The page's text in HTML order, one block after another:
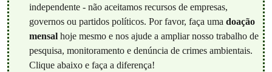
independente - não aceitamos recursos de empresas,
governos ou partidos políticos. Por favor, faça uma doação
mensalhoje mesmo e nos ajude a ampliar nosso trabalho de
pesquisa, monitoramento e denúncia de crimes ambientais.
Clique abaixo e faça a diferença!